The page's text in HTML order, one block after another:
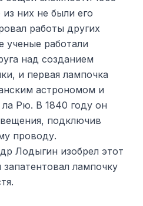
них не были его
работы других
ученые работали
над созданием
и первая лампочка
астрономом и
Рю. В 1840 году он
подключив
проводу.
Лодыгин изобрел этот
лампочку